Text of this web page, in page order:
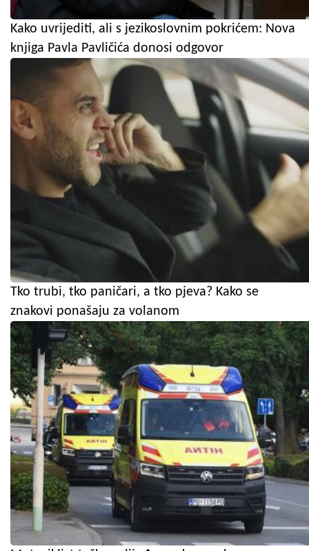
Kako uvrijediti, ali s jezikoslovnim pokrićem: Nova
knjiga Pavla Pavličića donosi odgovor
Tko trubi, tko paničari, a tko pjeva? Kako se
znakovi ponašaju za volanom